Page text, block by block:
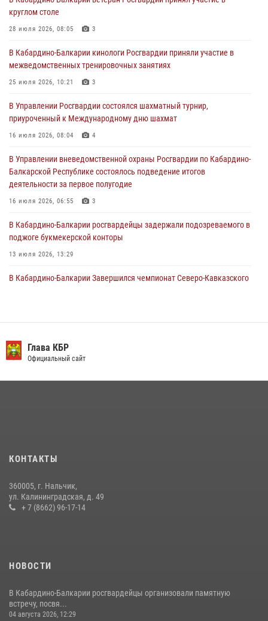
праздником
01 августа 2026, 00:10
Росгвардия обеспечивает безопасность граждан на южном
направлении
31 июля 2026, 09:22
Состоялась рабочая встреча директора Росгвардии Героя России
генерала армии Виктора Золотова с заместителем полномочного
представителя Президента Российской Федерации в Северо-
31 июля 2026, 06:45 1
Управление Росгвардии по Кабардино-Балкарской Республике
информирует
круглом столе
28 июля 2026, 08:05 3
В Кабардино-Балкарии кинологи Росгвардии приняли участие в
межведомственных тренировочных занятиях
25 июля 2026, 10:21 3
В Управлении Росгвардии состоялся шахматный турнир,
приуроченный к Международному дню шахмат
16 июля 2026, 08:04 4
В Управлении вневедомственной охраны Росгвардии по Кабардино-
Балкарской Республике состоялось подведение итогов
деятельности за первое полугодие
16 июля 2026, 06:55 3
В Кабардино-Балкарии росгвардейцы задержали подозреваемого в
поджоге букмекерской конторы
13 июля 2026, 13:29
В Кабардино-Балкарии Завершился чемпионат Северо-Кавказского
округе Росгвардии
09 июля 2026, 08:36
Новобранцы Росгвардии приняли Военную присягу в Кабардино-
Балкарии
Глава КБР
Официальный сайт
КОНТАКТЫ
360005, г. Нальчик,
ул. Калининградская, д. 49
+ 7 (8662) 96-17-14
НОВОСТИ
В Кабардино-Балкарии росгвардейцы организовали памятную
встречу, посвя...
04 августа 2026, 12:29